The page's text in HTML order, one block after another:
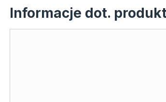
Informacje dot.